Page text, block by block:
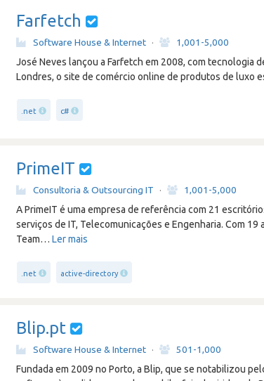
Farfetch
Software House & Internet ·
1,001-5,000
José Neves lançou a Farfetch em 2008, com tecnologia
Londres, o site de comércio online de produtos de luxo
.net c#
PrimeIT
Consultoria & Outsourcing IT ·
1,001-5,000
A PrimeIT é uma empresa de referência com 21
serviços de IT, Telecomunicações e Engenharia. Com
Team…Ler mais
.net active-directory
Blip.pt
Software House & Internet ·
501-1,000
Fundada em 2009 no Porto, a Blip, que se notabilizou